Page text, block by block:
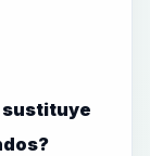
sustituye